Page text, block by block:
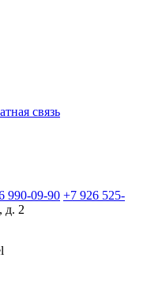
связь
990-09-90 +7 926 525-
д. 2